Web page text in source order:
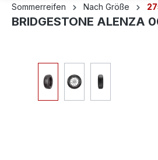
Sommerreifen Nach Größe
BRIDGESTONE ALENZA